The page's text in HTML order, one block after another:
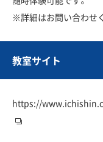
※詳細はお問い合わせ
教室サイト
https://